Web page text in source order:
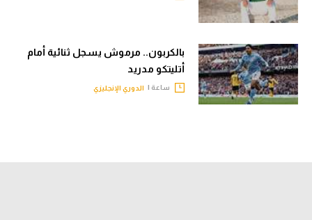
بالكربون.. مرموش يسجل ثنائية أمام
أتليتكو مدريد
ساعة | الدوري الإنجليزي